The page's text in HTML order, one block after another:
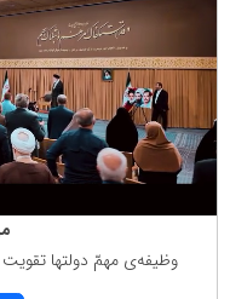
وظیفه‌ی مهمّ دولتها